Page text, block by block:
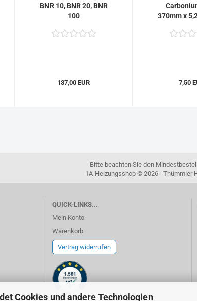
Cookies und andere Technologien
BNR 10, BNR 20, BNR
100
137,00 EUR
370mm x
7,50
Bitte beachten Sie den
1A-Heizungsshop © 2026 - Thümmler
QUICK-LINKS...
Mein Konto
Warenkorb
Vertrag widerrufen